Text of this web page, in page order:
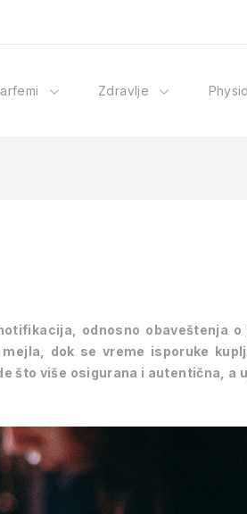
Zdravlje Physio
odnosno obaveštenja
dok se vreme isporuke
što više osigurana i autentična,